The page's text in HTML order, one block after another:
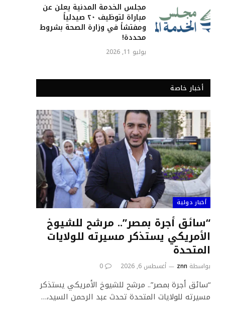
مجلس الخدمة المدنية يعلن عن
مباراة لتوظيف ٢٠ صيدلياً
ومفتشاً في وزارة الصحة بشروط
محددة!
يوليو 11, 2026
أخبار خاصة
أخبار دولية
“سائق أجرة بمصر”.. مرشح للشيوخ
الأمريكي يستذكر مسيرته للولايات
المتحدة
بواسطة znn أغسطس 6, 2026 0
“سائق أجرة بمصر”.. مرشح للشيوخ الأمريكي يستذكر
مسيرته للولايات المتحدة تحدث عبد الرحمن السيد،…